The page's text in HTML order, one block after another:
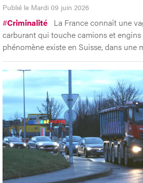
Publié le Mardi 09 juin 2026
#Criminalité La France connaît une
carburant qui touche camions et engins
phénomène existe en Suisse, dans une